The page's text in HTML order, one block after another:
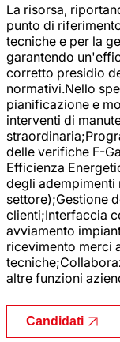
La risorsa,
punto di
tecniche e per la
garantendo
corretto presidio
normativi.Nello
pianificazione e
interventi di
delle verifiche F-
Efficienza
degli adempimenti
settore);Gestione
clienti;Interfaccia
avviamento
ricevimento merci
altre funzioni
Candidati